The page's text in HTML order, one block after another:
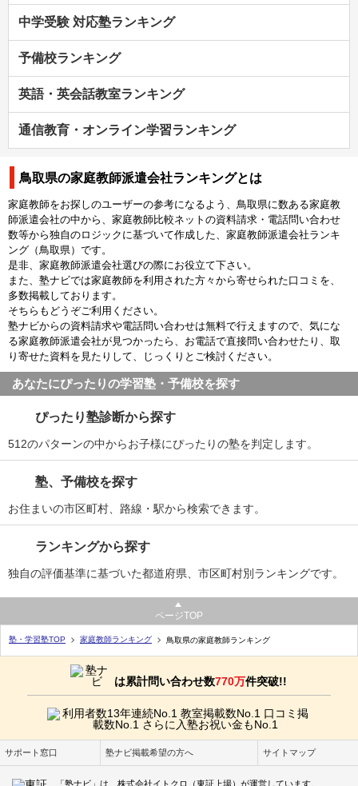
中学受験 対応塾ランキング
予備校ランキング
英語・英会話教室ランキング
通信教育・オンライン学習ランキング
鳥取県の家庭教師派遣会社ランキングとは
家庭教師をお探しのユーザーの参考になるよう、鳥取県に数ある家庭教
師派遣会社の中から、家庭教師比較ネットの資料請求・電話問い合わせ
数等から独自のロジックに基づいて作成した、家庭教師派遣会社ランキ
ング（鳥取県）です。
是非、家庭教師派遣会社選びの際にお役立て下さい。
また、塾ナビでは家庭教師を利用された方々から寄せられた口コミを、
多数掲載しております。
そちらもどうぞご利用ください。
塾ナビからの資料請求や電話問い合わせは無料で行えますので、気にな
る家庭教師派遣会社が見つかったら、お電話で直接問い合わせたり、取
り寄せた資料を見たりして、じっくりとご検討ください。
あなたにぴったりの学習塾・予備校を探す
ぴったり塾診断から探す
512のパターンの中からお子様にぴったりの塾を判定します。
塾、予備校を探す
お住まいの市区町村、路線・駅から検索できます。
ランキングから探す
独自の評価基準に基づいた都道府県、市区町村別ランキングです。
ページTOP
塾・学習塾TOP 家庭教師ランキング 鳥取県の家庭教師ランキング
は累計問い合わせ数770万件突破!!
サポート窓口 塾ナビ掲載希望の方へ サイトマップ
「塾ナビ」は、株式会社イトクロ（東証上場）が運営しています。